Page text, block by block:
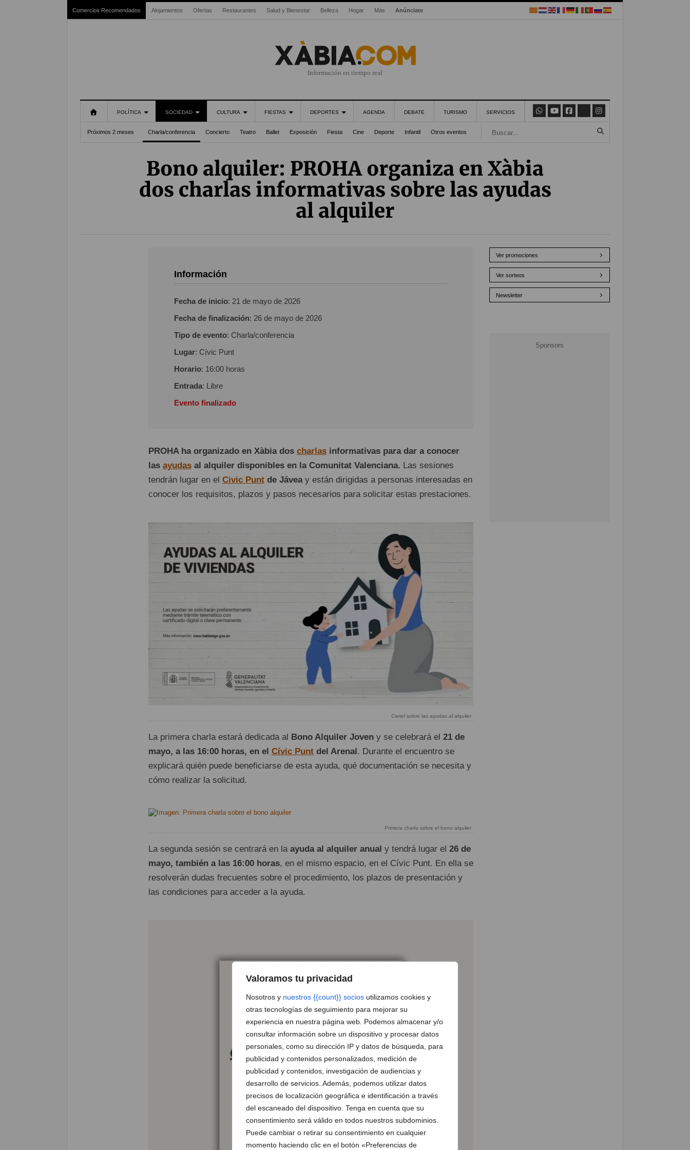
Valoramos tu privacidad
Nosotros y nuestros {{count}} socios utilizamos cookies y
otras tecnologías de seguimiento para mejorar su
experiencia en nuestra página web. Podemos almacenar y/o
consultar información sobre un dispositivo y procesar datos
personales, como su dirección IP y datos de búsqueda, para
publicidad y contenidos personalizados, medición de
publicidad y contenidos, investigación de audiencias y
desarrollo de servicios. Además, podemos utilizar datos
precisos de localización geográfica e identificación a través
del escaneado del dispositivo. Tenga en cuenta que su
consentimiento será válido en todos nuestros subdominios.
Puede cambiar o retirar su consentimiento en cualquier
momento haciendo clic en el botón «Preferencias de
Comercios Recomendados Alojamientos Ofertas Restaurantes Salud y Bienestar Belleza Hogar Más Anúnciate
Información en tiempo real
POLÍTICA SOCIEDAD CULTURA FIESTAS DEPORTES AGENDA DEBATE TURISMO SERVICIOS
Próximos 2 meses Charla/conferencia Concierto Teatro Ballet Exposición Fiesta Cine Deporte Infantil Otros eventos
Bono alquiler: PROHA organiza en Xàbia
dos charlas informativas sobre las ayudas
al alquiler
Información
Fecha de inicio: 21 de mayo de 2026
Fecha de finalización: 26 de mayo de 2026
Tipo de evento: Charla/conferencia
Lugar: Cívic Punt
Horario: 16:00 horas
Entrada: Libre
Evento finalizado
PROHA ha organizado en Xàbia dos charlasinformativas para dar a conocer
las ayudasal alquiler disponibles en la Comunitat Valenciana. Las sesiones
tendrán lugar en el Civic Puntde Jáveay están dirigidas a personas interesadas en
conocer los requisitos, plazos y pasos necesarios para solicitar estas prestaciones.
Cartel sobre las ayudas al alquiler
La primera charla estará dedicada al Bono Alquiler Joveny se celebrará el 21 de
mayo, a las 16:00 horas, en el Cívic Puntdel Arenal . Durante el encuentro se
explicará quién puede beneficiarse de esta ayuda, qué documentación se necesita y
cómo realizar la solicitud.
Primera charla sobre el bono alquiler
La segunda sesión se centrará en la ayuda al alquiler anual y tendrá lugar el 26 de
mayo, también a las 16:00 horas, en el mismo espacio, en el Cívic Punt. En ella se
resolverán dudas frecuentes sobre el procedimiento, los plazos de presentación y
las condiciones para acceder a la ayuda.
Ver promociones
Ver sorteos
Newsletter